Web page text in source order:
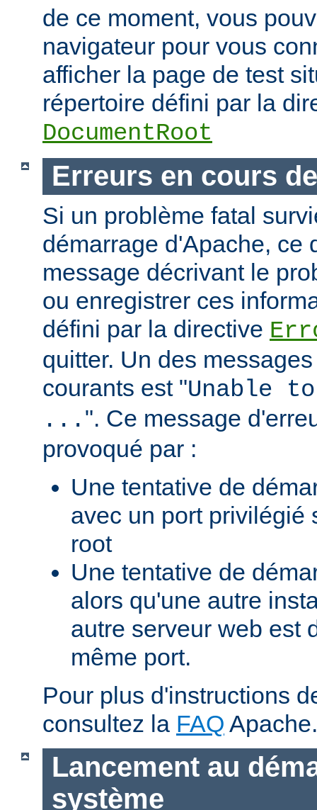
de ce moment, vous
navigateur pour vous
afficher la page de test
répertoire défini par la
DocumentRoot
Erreurs en cours
Si un problème fatal
démarrage d'Apache, ce
message décrivant le
ou enregistrer ces
défini par la directive
quitter. Un des
courants est "Unable
... ". Ce message
provoqué par :
Une tentative de
avec un port privilégié
root
Une tentative de
alors qu'une autre
autre serveur web est
même port.
Pour plus d'instructions
consultez la FAQ Apache.
Lancement au
système